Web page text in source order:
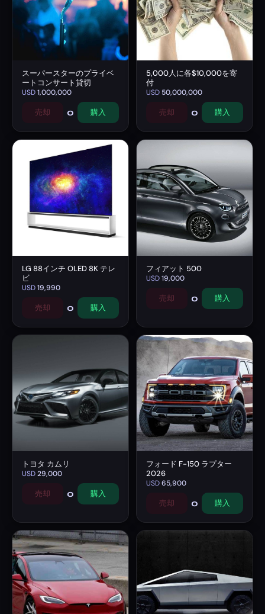
スーパースターのプライベ
ートコンサート貸切
USD1,000,000
売却 0 購入
5,000人に各$10,000を寄
付
USD 50,000,000
売却 0 購入
LG 88インチ OLED 8K テレ
ビ
USD19,990
売却 0 購入
フィアット 500
USD19,000
売却 0 購入
トヨタ カムリ
USD29,000
売却 0 購入
フォード F-150 ラプター
2026
USD65,900
売却 0 購入